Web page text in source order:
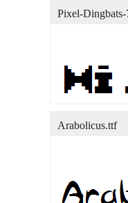
Pixel-
Arabolicus.ttf